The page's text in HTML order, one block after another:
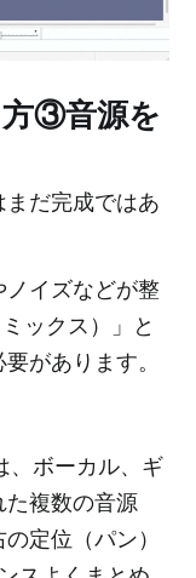
方③音源を
だ完成ではあ
イズなどが整
ックス）」と
があります。
、ボーカル、ギ
た複数の音源
定位（パン）